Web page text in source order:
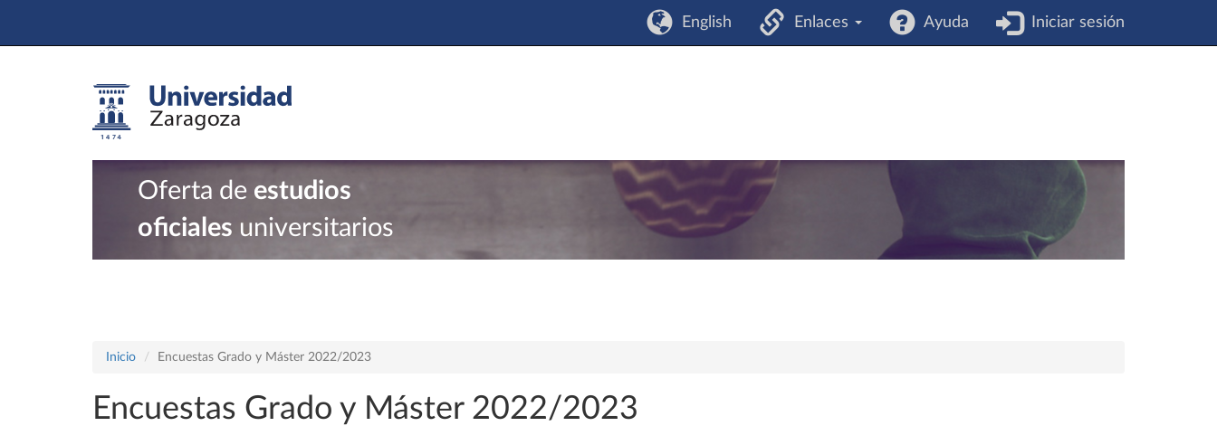
English Enlaces Ayuda Iniciar sesión
Oferta de estudios
oficiales universitarios
Inicio Encuestas Grado y Máster 2022/2023
Encuestas Grado y Máster 2022/2023